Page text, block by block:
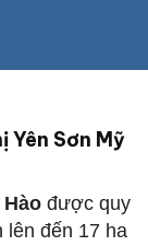
Yên Sơn Mỹ
được quy
lên đến 17 ha